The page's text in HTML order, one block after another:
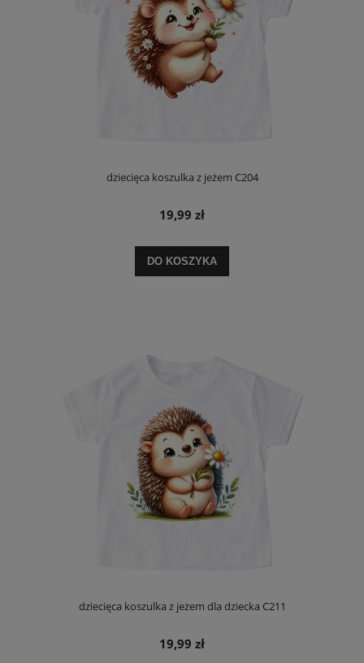
dziecięca koszulka z jeżem C204
19,99 zł
DO KOSZYKA
dziecięca koszulka z jeżem dla dziecka C211
19,99 zł